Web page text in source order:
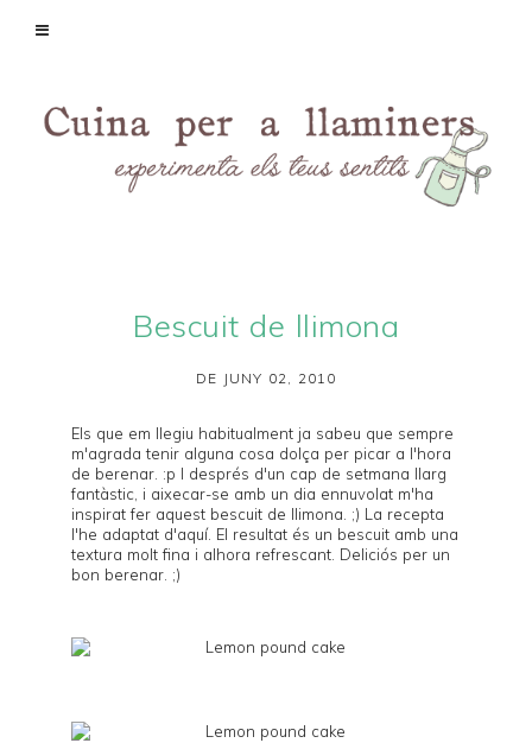
Bescuit de llimona
DE JUNY 02, 2010
Els que em llegiu habitualment ja sabeu que sempre
m'agrada tenir alguna cosa dolça per picar a l'hora
de berenar. :p I després d'un cap de setmana llarg
fantàstic, i aixecar-se amb un dia ennuvolat m'ha
inspirat fer aquest bescuit de llimona. ;) La recepta
l'he adaptat d'aquí. El resultat és un bescuit amb una
textura molt fina i alhora refrescant. Deliciós per un
bon berenar. ;)